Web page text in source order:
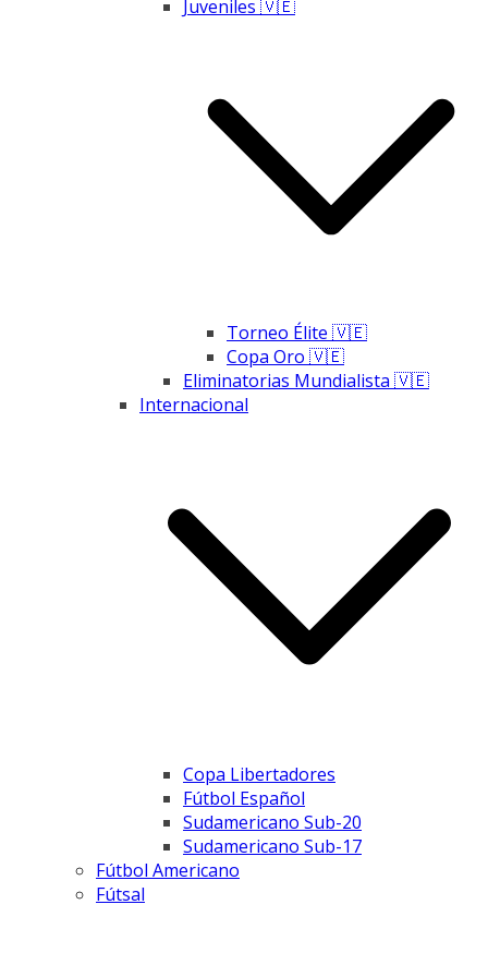
Juveniles 🇻🇪
Torneo Élite 🇻🇪
Copa Oro 🇻🇪
Eliminatorias Mundialista 🇻🇪
Internacional
Copa Libertadores
Fútbol Español
Sudamericano Sub-20
Sudamericano Sub-17
Fútbol Americano
Fútsal